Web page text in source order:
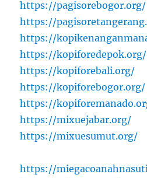
https://pagisorebogor.org/
https://
https://
https://kopiforedepok.org/
https://kopiforebali.org/
https://kopiforebogor.org/
https://
https://mixuejabar.org/
https://mixuesumut.org/
https://